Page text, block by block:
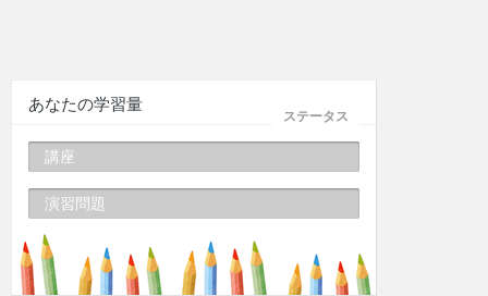
ステータス
あなたの学習量
講座
演習問題